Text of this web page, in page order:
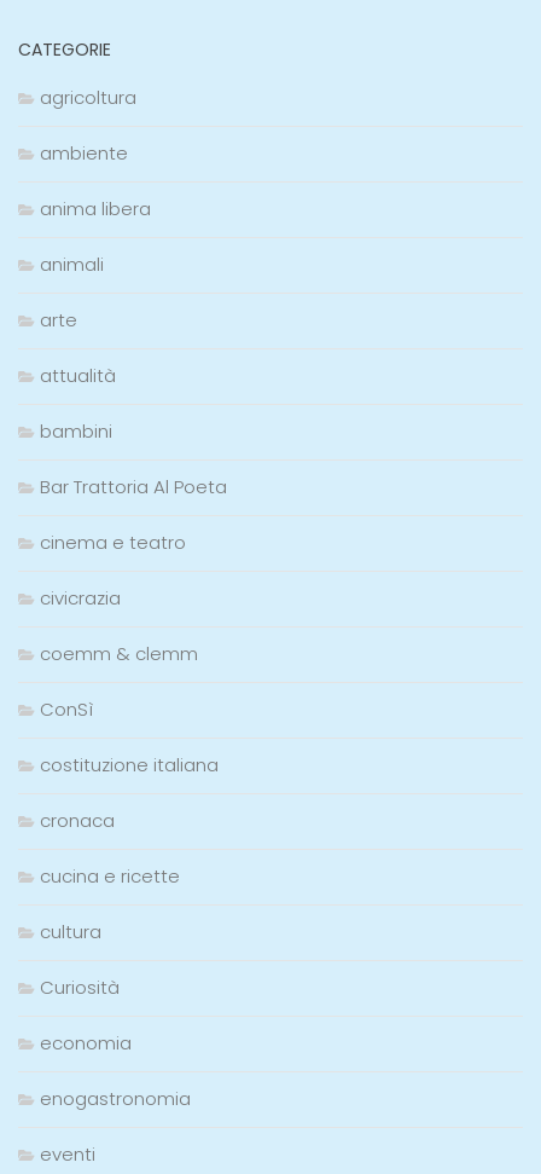
CATEGORIE
agricoltura
ambiente
anima libera
animali
arte
attualità
bambini
Bar Trattoria Al Poeta
cinema e teatro
civicrazia
coemm & clemm
ConSì
costituzione italiana
cronaca
cucina e ricette
cultura
Curiosità
economia
enogastronomia
eventi